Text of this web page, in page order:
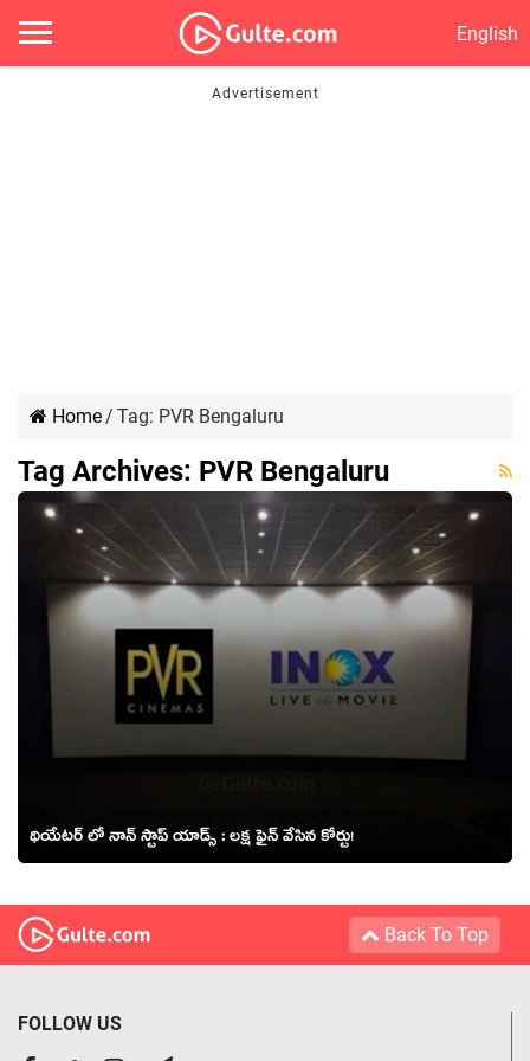
English
Home/ Tag: PVR Bengaluru
Tag Archives: PVR Bengaluru
థియేటర్ లో నాన్ స్టాప్ యాడ్స్ : లక్ష ఫైన్ వేసిన కోర్టు!
Back To Top
FOLLOW US